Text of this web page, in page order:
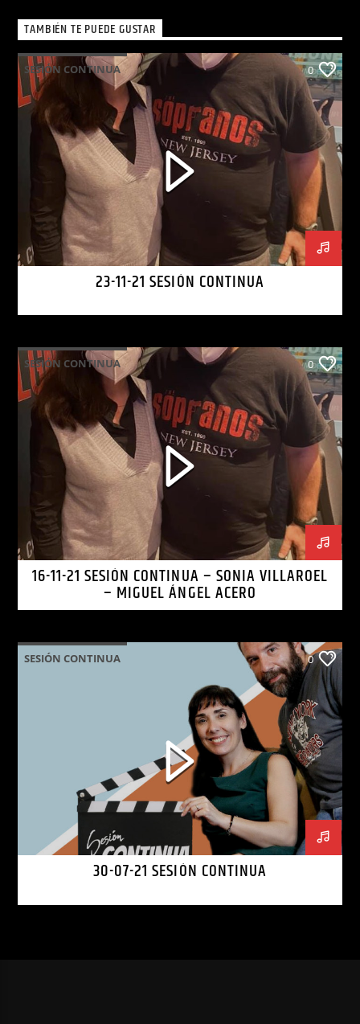
TAMBIÉN TE PUEDE GUSTAR
SESIÓN CONTINUA 0
23-11-21 SESIÓN CONTINUA
SESIÓN CONTINUA 0
16-11-21 SESIÓN CONTINUA – SONIA VILLAROEL
– MIGUEL ÁNGEL ACERO
SESIÓN CONTINUA 0
30-07-21 SESIÓN CONTINUA